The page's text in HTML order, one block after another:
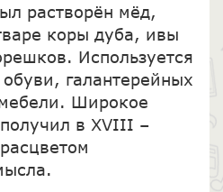
растворён мёд,
коры дуба, ивы
Используется
галантерейных
Широкое
в XVIII –